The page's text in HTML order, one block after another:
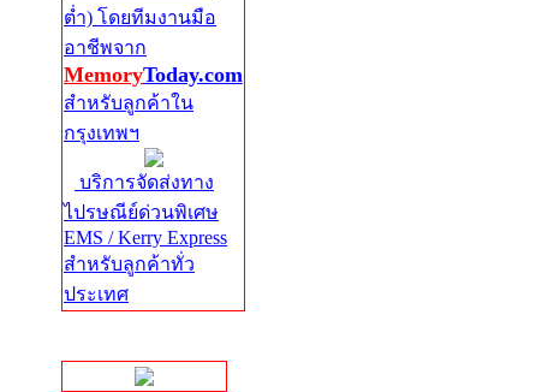
ต่ำ) โดยทีมงานมือ
อาชีพจาก
MemoryToday.com
สำหรับลูกค้าใน
กรุงเทพฯ
บริการจัดส่งทาง
ไปรษณีย์ด่วนพิเศษ
EMS / Kerry Express
สำหรับลูกค้าทั่ว
ประเทศ